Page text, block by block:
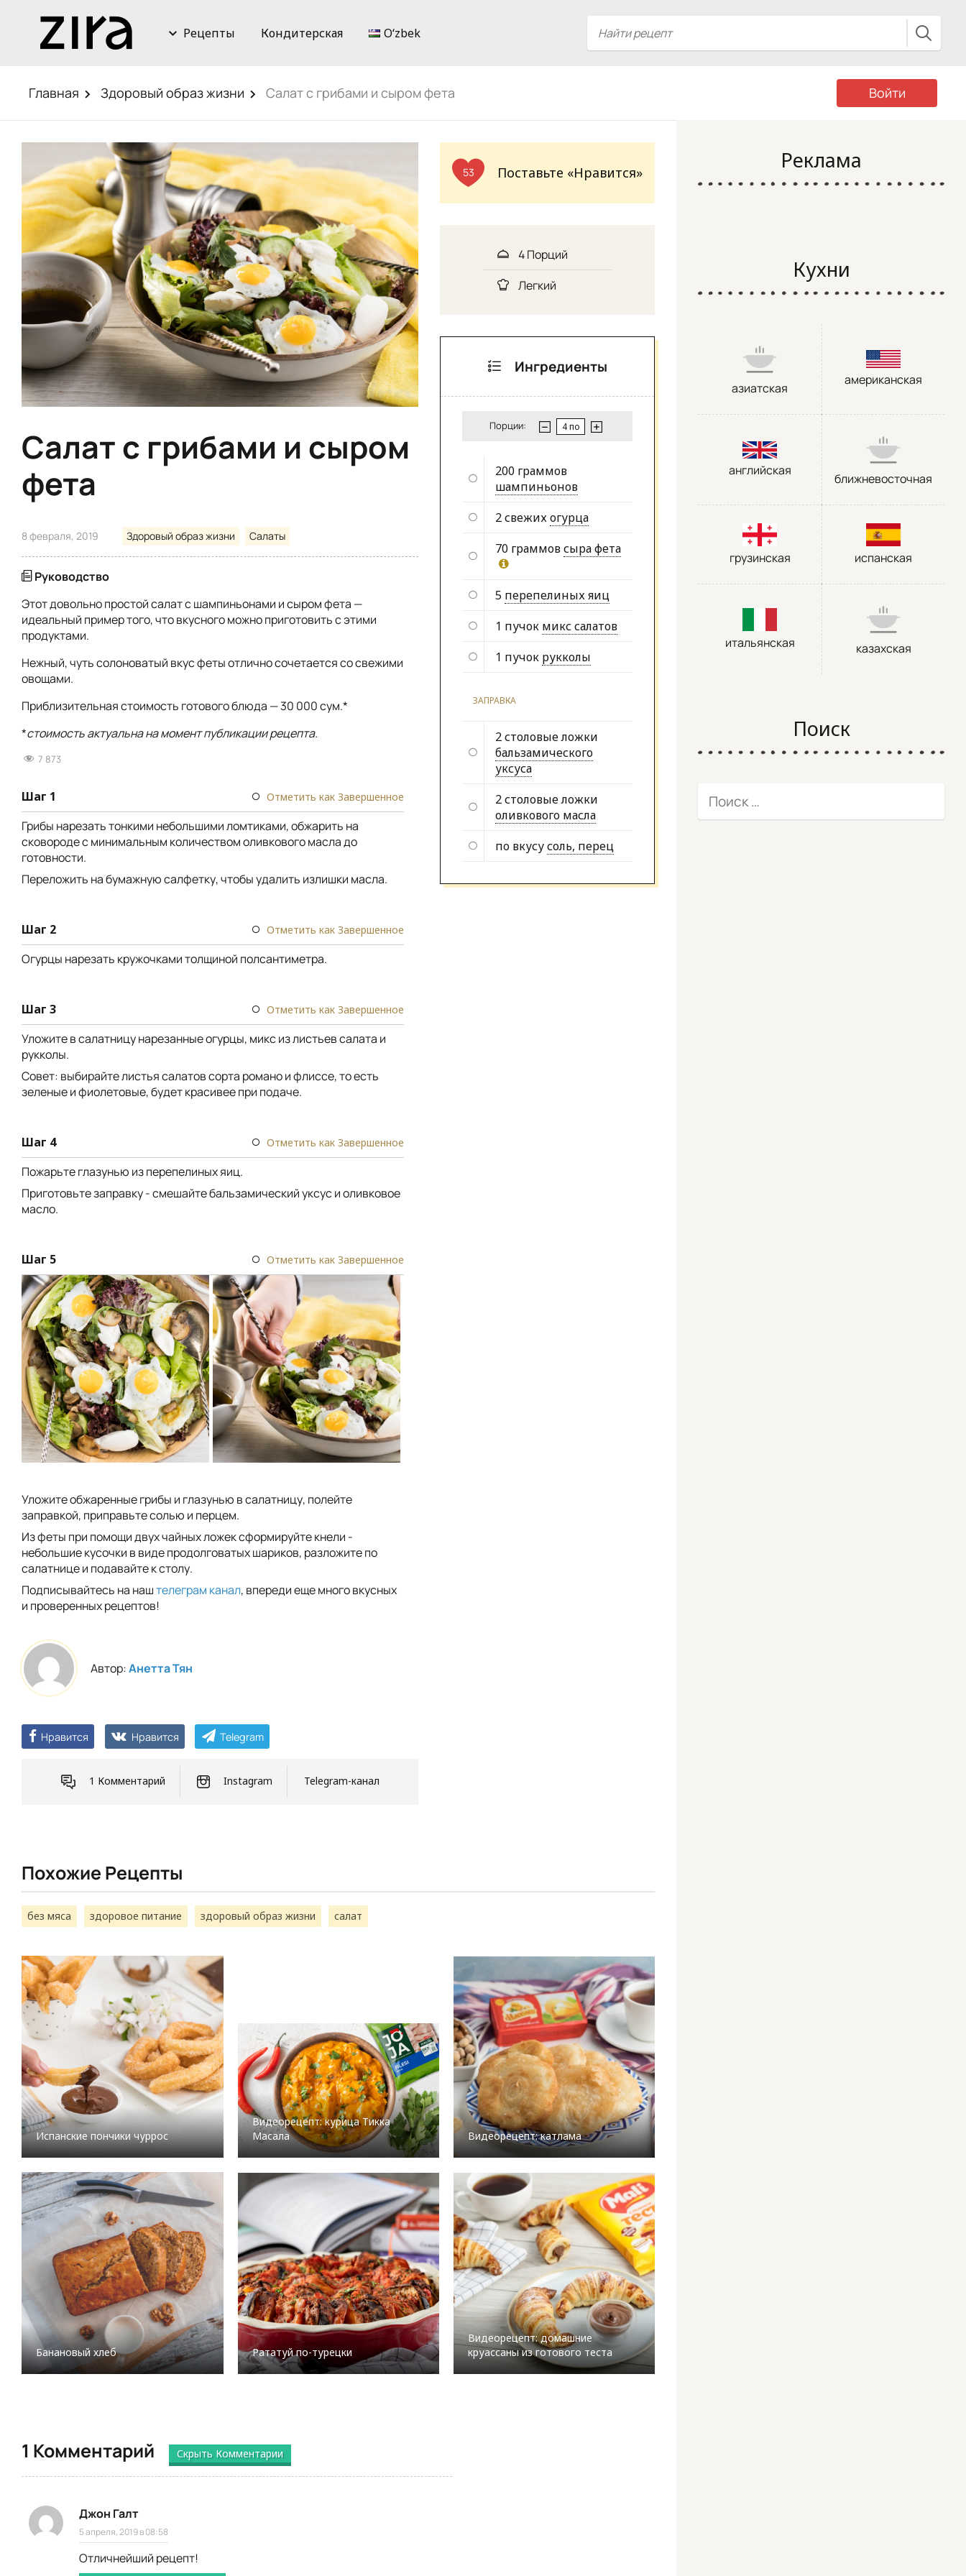
Рецепты Кондитерская Oʻzbek
Главная Здоровый образ жизни Салат с грибами и сыром фета Войти
Салат с грибами и сыром
фета
8 февраля, 2019 Здоровый образ жизни Салаты
Руководство
Этот довольно простой салат с шампиньонами и сыром фета —
идеальный пример того, что вкусного можно приготовить с этими
продуктами.
Нежный, чуть солоноватый вкус феты отлично сочетается со свежими
овощами.
Приблизительная стоимость готового блюда — 30 000 сум.*
*стоимость актуальна на момент публикации рецепта.
7 873
Шаг 1 Отметить как Завершенное
Грибы нарезать тонкими небольшими ломтиками, обжарить на
сковороде с минимальным количеством оливкового масла до
готовности.
Переложить на бумажную салфетку, чтобы удалить излишки масла.
Шаг 2 Отметить как Завершенное
Огурцы нарезать кружочками толщиной полсантиметра.
Шаг 3 Отметить как Завершенное
Уложите в салатницу нарезанные огурцы, микс из листьев салата и
рукколы.
Совет: выбирайте листья салатов сорта романо и флиссе, то есть
зеленые и фиолетовые, будет красивее при подаче.
Шаг 4 Отметить как Завершенное
Пожарьте глазунью из перепелиных яиц.
Приготовьте заправку - смешайте бальзамический уксус и оливковое
масло.
Шаг 5 Отметить как Завершенное
Уложите обжаренные грибы и глазунью в салатницу, полейте
заправкой, приправьте солью и перцем.
Из феты при помощи двух чайных ложек сформируйте кнели -
небольшие кусочки в виде продолговатых шариков, разложите по
салатнице и подавайте к столу.
Подписывайтесь на наштелеграм канал, впереди еще много вкусных
и проверенных рецептов!
Автор:Анетта Тян
Нравится Нравится Telegram
1 Комментарий Instagram Telegram-канал
53 Поставьте «Нравится»
4 Порций
Легкий
Ингредиенты
Порции:
200 граммов
шампиньонов
2 свежихогурца
70 граммовсыра фета
5 перепелиных яиц
1 пучок микс салатов
1 пучок рукколы
ЗАПРАВКА
2 столовые ложки
бальзамического
уксуса
2 столовые ложки
оливкового масла
по вкусусоль, перец
Похожие Рецепты
без мяса здоровое питание здоровый образ жизни салат
Испанские пончики чуррос
Видеорецепт: курица Тикка
Масала
Видеорецепт: катлама
Банановый хлеб Рататуй по-турецки
Видеорецепт: домашние
круассаны из готового теста
1 Комментарий Скрыть Комментарии
Джон Галт
5 апреля, 2019 в 08:58
Отличнейший рецепт!
Реклама
Кухни
азиатская
американская
английская
ближневосточная
грузинская испанская
итальянская казахская
Поиск